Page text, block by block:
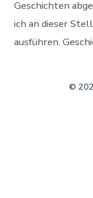
Geschichten
ich an dieser
ausführen.
©